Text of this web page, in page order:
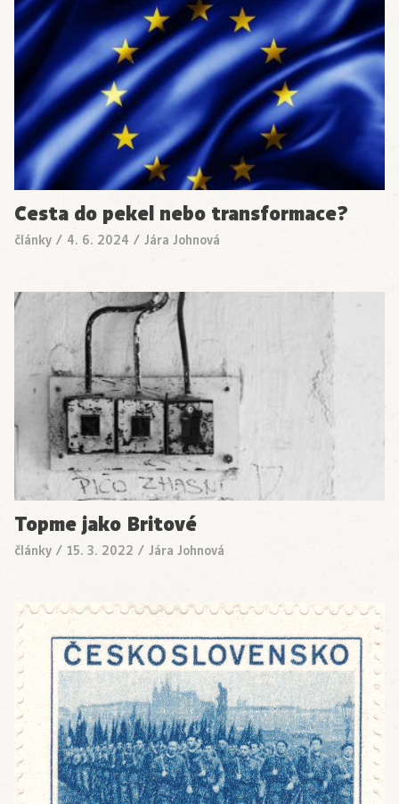
Cesta do pekel nebo transformace?
články / 4. 6. 2024 / Jára Johnová
Topme jako Britové
články / 15. 3. 2022 / Jára Johnová